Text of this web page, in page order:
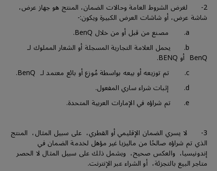
2- لغرض الشروط العامة وحالات الضمان، المنتج هو جهاز عرض،
شاشة عرض، أو شاشات العرض الكبيرة ويكون:-
b. يحمل العلامة التجارية المسجلة أو الشعار المملوك لـ
BenQ أو BENQ.
3- لا يسري الضمان الإقليمي أو القطري، على سبيل المثال، المنتج
الذي تم شراؤه صالحًا من ماليزيا غير مؤهل لخدمة الضمان في
إندونيسيا، والعكس صحيح، ويشمل ذلك على سبيل المثال لا الحصر
متاجر البيع بالتجزئة، أو الشراء عبر الإنترنت.